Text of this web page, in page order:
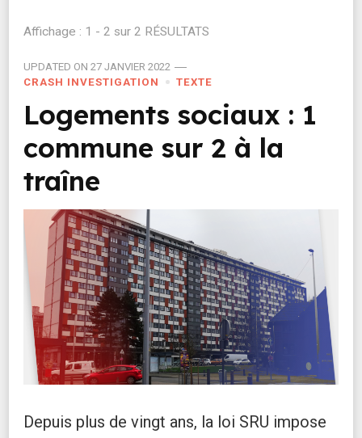
Affichage : 1 - 2 sur 2 RÉSULTATS
UPDATED ON 27 JANVIER 2022
CRASH INVESTIGATION
TEXTE
Logements sociaux : 1
commune sur 2 à la
traîne
Depuis plus de vingt ans, la loi SRU impose